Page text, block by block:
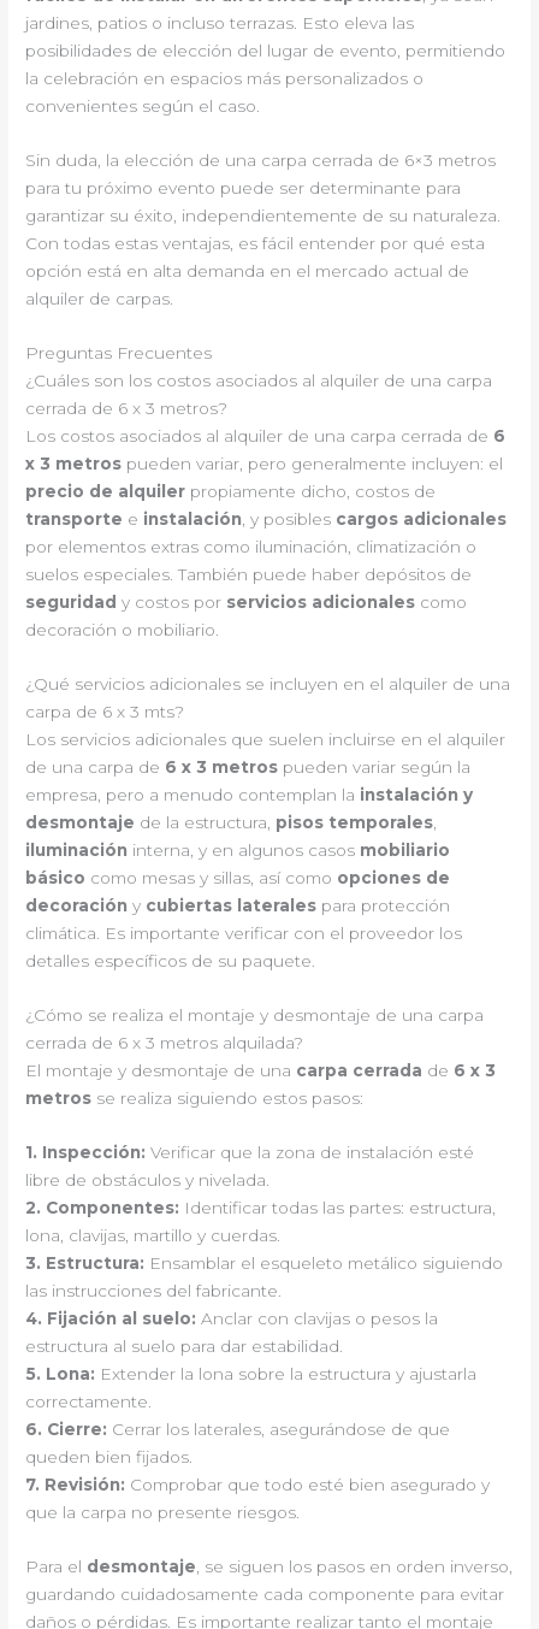
jardines, patios o incluso terrazas. Esto eleva las
posibilidades de elección del lugar de evento, permitiendo
la celebración en espacios más personalizados o
convenientes según el caso.
Sin duda, la elección de una carpa cerrada de 6×3 metros
para tu próximo evento puede ser determinante para
garantizar su éxito, independientemente de su naturaleza.
Con todas estas ventajas, es fácil entender por qué esta
opción está en alta demanda en el mercado actual de
alquiler de carpas.
Preguntas Frecuentes
¿Cuáles son los costos asociados al alquiler de una carpa
cerrada de 6 x 3 metros?
Los costos asociados al alquiler de una carpa cerrada de 6
x 3 metros pueden variar, pero generalmente incluyen: el
precio de alquiler propiamente dicho, costos de
transporte e instalación , y posibles cargos adicionales
por elementos extras como iluminación, climatización o
suelos especiales. También puede haber depósitos de
seguridad y costos por servicios adicionales como
decoración o mobiliario.
¿Qué servicios adicionales se incluyen en el alquiler de una
carpa de 6 x 3 mts?
Los servicios adicionales que suelen incluirse en el alquiler
de una carpa de 6 x 3 metros pueden variar según la
empresa, pero a menudo contemplan la instalación y
desmontaje de la estructura, pisos temporales
iluminación interna, y en algunos casos mobiliario
básico como mesas y sillas, así como opciones de
decoración y cubiertas laterales para protección
climática. Es importante verificar con el proveedor los
detalles específicos de su paquete.
¿Cómo se realiza el montaje y desmontaje de una carpa
cerrada de 6 x 3 metros alquilada?
El montaje y desmontaje de una carpa cerrada de 6 x 3
metros se realiza siguiendo estos pasos:
1. Inspección: Verificar que la zona de instalación esté
libre de obstáculos y nivelada.
2. Componentes: Identificar todas las partes: estructura,
lona, clavijas, martillo y cuerdas.
3. Estructura: Ensamblar el esqueleto metálico siguiendo
las instrucciones del fabricante.
4. Fijación al suelo: Anclar con clavijas o pesos la
estructura al suelo para dar estabilidad.
5. Lona: Extender la lona sobre la estructura y ajustarla
correctamente.
6. Cierre: Cerrar los laterales, asegurándose de que
queden bien fijados.
7. Revisión: Comprobar que todo esté bien asegurado y
que la carpa no presente riesgos.
Para el desmontaje , se siguen los pasos en orden inverso,
guardando cuidadosamente cada componente para evitar
daños o pérdidas. Es importante realizar tanto el montaje